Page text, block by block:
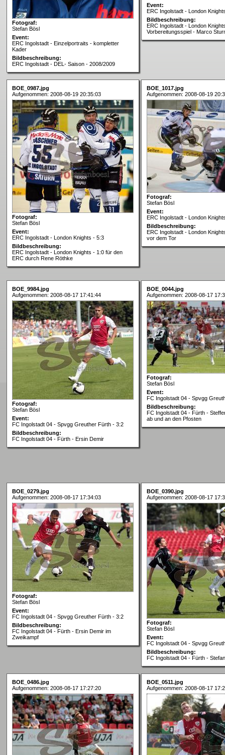
Fotograf:
Stefan Bösl
Event:
ERC Ingolstadt - Einzelportraits - kompletter
Kader
Bildbeschreibung:
ERC Ingolstadt - DEL- Saison - 2008/2009
Event:
ERC Ingolstadt - London
Bildbeschreibung:
ERC Ingolstadt - London
Vorbereitungsspiel - Marco
BOE_0987.jpg
Aufgenommen: 2008-08-19 20:35:03
Fotograf:
Stefan Bösl
Event:
ERC Ingolstadt - London Knights - 5:3
Bildbeschreibung:
ERC Ingolstadt - London Knights - 1:0 für den
ERC durch Rene Röthke
BOE_1017.jpg
Aufgenommen: 2008-08-19
Fotograf:
Stefan Bösl
Event:
ERC Ingolstadt - London
Bildbeschreibung:
ERC Ingolstadt - London
vor dem Tor
BOE_9984.jpg
Aufgenommen: 2008-08-17 17:41:44
Fotograf:
Stefan Bösl
Event:
FC Ingolstadt 04 - Spvgg Greuther Fürth - 3:2
Bildbeschreibung:
FC Ingolstadt 04 - Fürth - Ersin Demir
BOE_0044.jpg
Aufgenommen: 2008-08-17
Fotograf:
Stefan Bösl
Event:
FC Ingolstadt 04 - Spvgg
Bildbeschreibung:
FC Ingolstadt 04 - Fürth -
ab und an den Pfosten
BOE_0279.jpg
Aufgenommen: 2008-08-17 17:34:03
Fotograf:
Stefan Bösl
Event:
FC Ingolstadt 04 - Spvgg Greuther Fürth - 3:2
Bildbeschreibung:
FC Ingolstadt 04 - Fürth - Ersin Demir im
Zweikampf
BOE_0390.jpg
Aufgenommen: 2008-08-17
Fotograf:
Stefan Bösl
Event:
FC Ingolstadt 04 - Spvgg
Bildbeschreibung:
FC Ingolstadt 04 - Fürth -
BOE_0486.jpg
Aufgenommen: 2008-08-17 17:27:20
BOE_0511.jpg
Aufgenommen: 2008-08-17